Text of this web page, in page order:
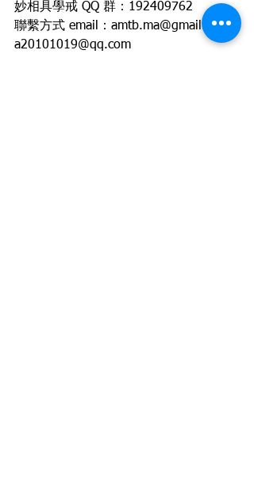
妙相具學戒 QQ 群：192409762
聯繫方式 email： amtb.ma@gmail.com
a20101019@qq.com